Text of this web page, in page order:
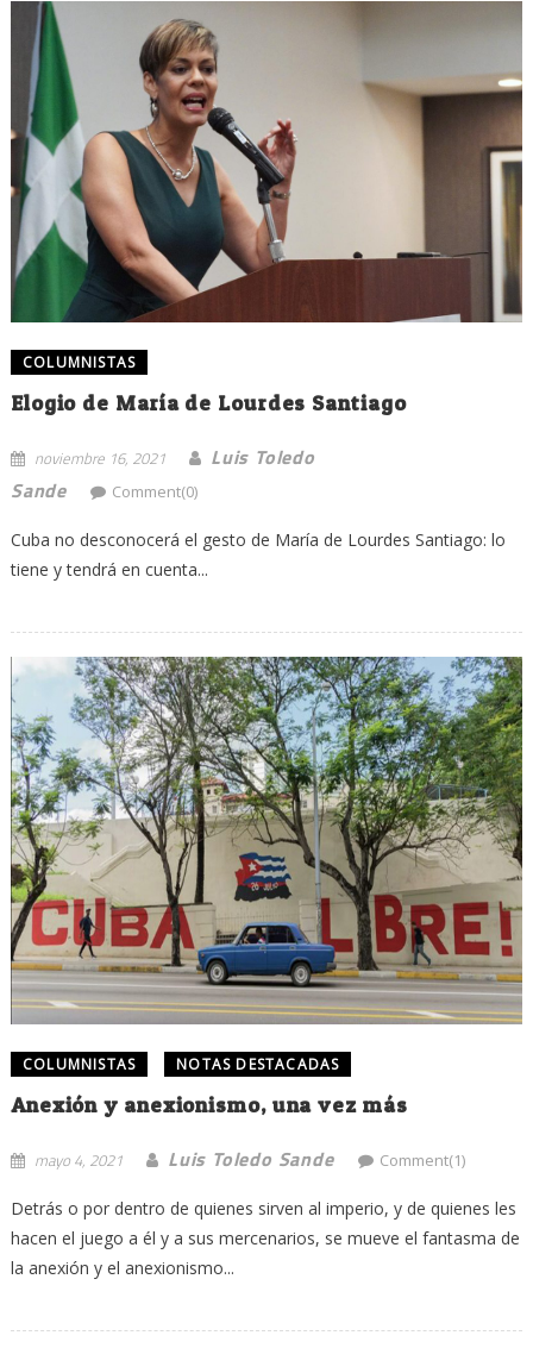
COLUMNISTAS
Elogio de María de Lourdes Santiago
noviembre 16, 2021
Luis Toledo
Sande
Comment(0)
Cuba no desconocerá el gesto de María de Lourdes Santiago: lo
tiene y tendrá en cuenta...
COLUMNISTAS NOTAS DESTACADAS
Anexión y anexionismo, una vez más
mayo 4, 2021 Luis Toledo Sande Comment(1)
Detrás o por dentro de quienes sirven al imperio, y de quienes les
hacen el juego a él y a sus mercenarios, se mueve el fantasma de
la anexión y el anexionismo...